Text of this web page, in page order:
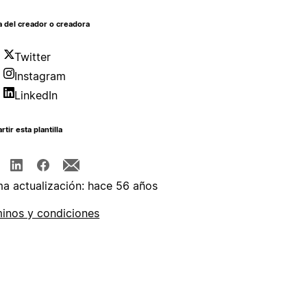
del creador o creadora
Twitter
Instagram
LinkedIn
esta plantilla
actualización: hace 56 años
y condiciones